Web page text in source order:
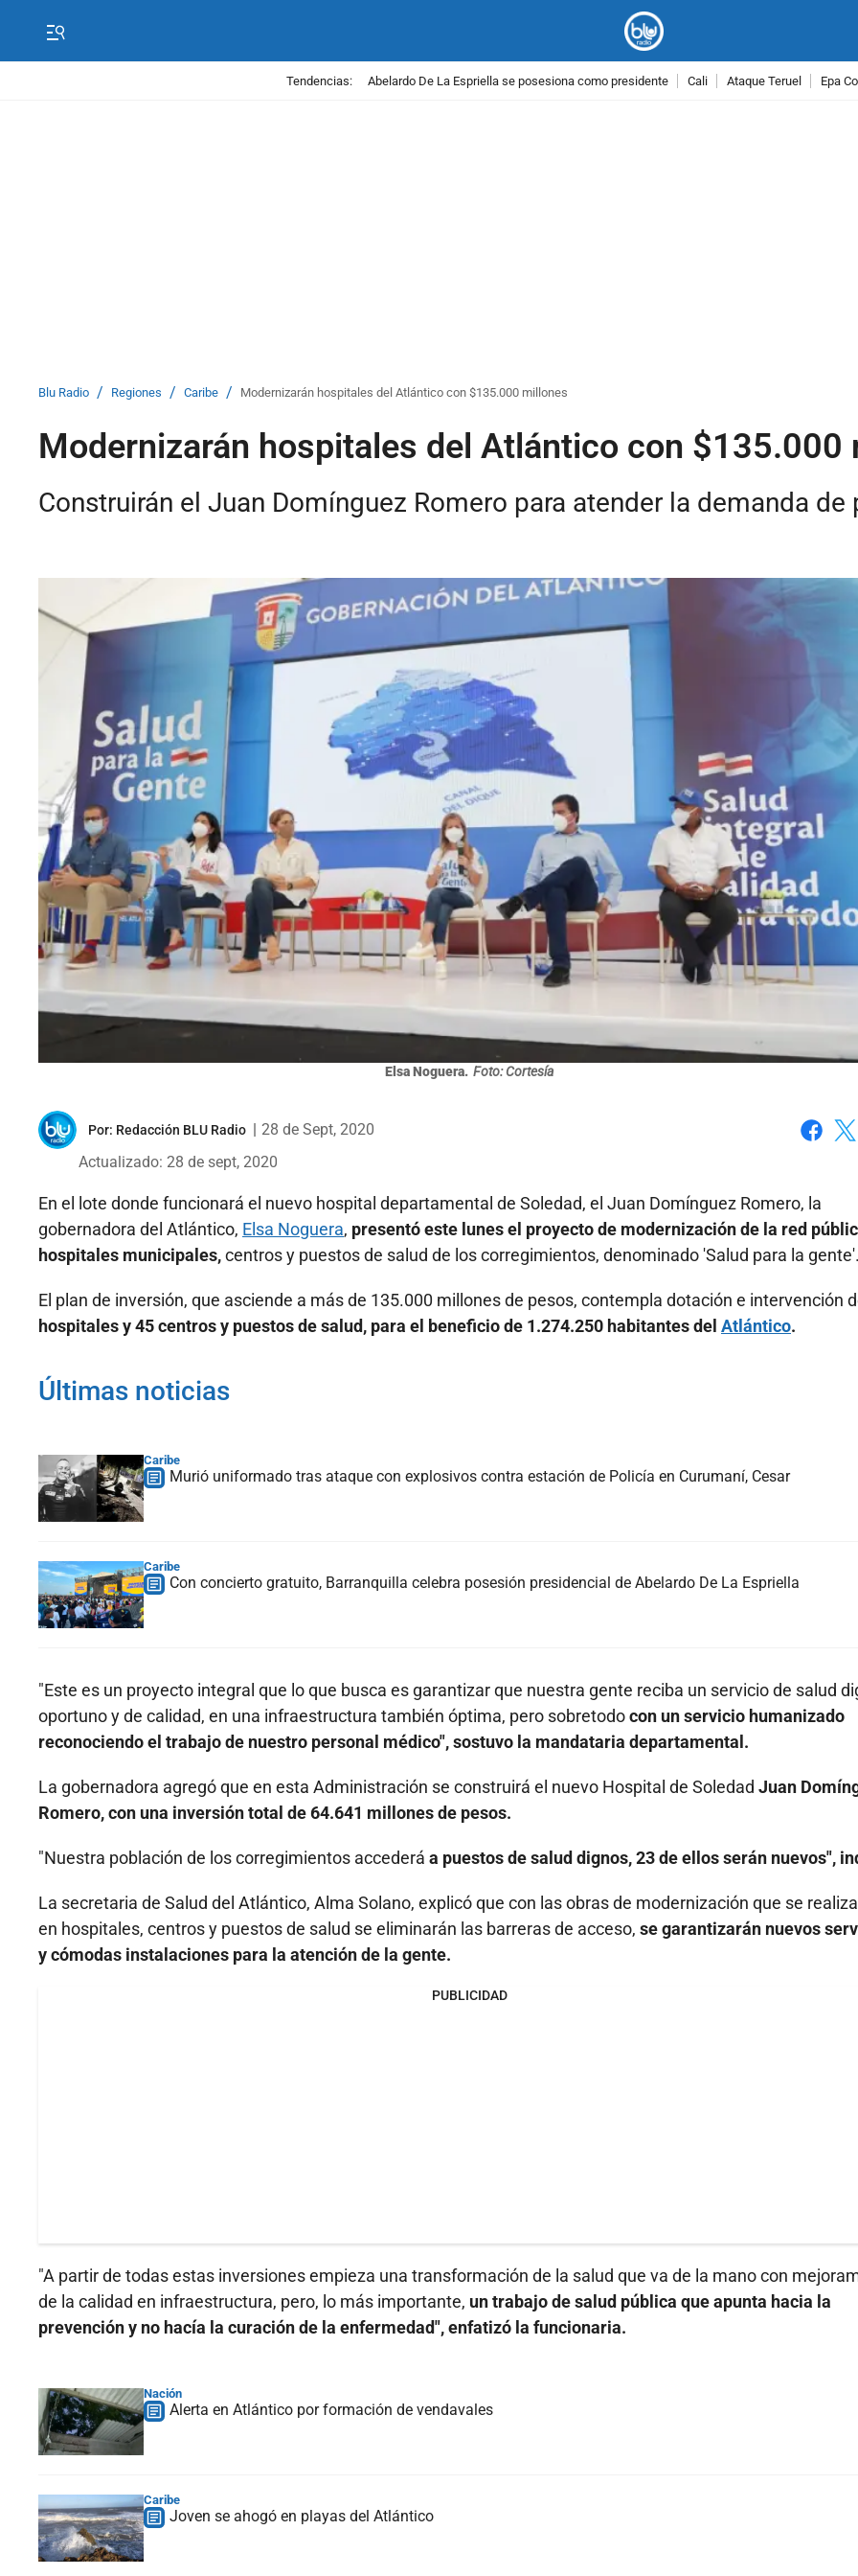
Tendencias: Abelardo De La Espriella se posesiona como presidente Cali Ataque Teruel Epa
Blu Radio / Regiones / Caribe / Modernizarán hospitales del Atlántico con $135.000 millones
Modernizarán hospitales del Atlántico con $135.000
Construirán el Juan Domínguez Romero para atender la demanda de
Elsa Noguera. Foto: Cortesía
Por: Redacción BLU Radio
28 de Sept, 2020
Actualizado: 28 de sept, 2020
En el lote donde funcionará el nuevo hospital departamental de Soledad, el Juan Domínguez Romero, la
gobernadora del Atlántico, Elsa Noguera, presentó este lunes el proyecto de modernización de la red
hospitales municipales,centros y puestos de salud de los corregimientos, denominado 'Salud para la gente'.
El plan de inversión, que asciende a más de 135.000 millones de pesos, contempla dotación e intervención
hospitales y 45 centros y puestos de salud, para el beneficio de 1.274.250 habitantes del Atlántico.
Últimas noticias
Caribe
Murió uniformado tras ataque con explosivos contra estación de Policía en Curumaní, Cesar
Caribe
Con concierto gratuito, Barranquilla celebra posesión presidencial de Abelardo De La Espriella
"Este es un proyecto integral que lo que busca es garantizar que nuestra gente reciba un servicio de salud
oportuno y de calidad, en una infraestructura también óptima, pero sobretodocon un servicio humanizado
reconociendo el trabajo de nuestro personal médico", sostuvo la mandataria departamental.
La gobernadora agregó que en esta Administración se construirá el nuevo Hospital de Soledad Juan
Romero, con una inversión total de 64.641 millones de pesos.
"Nuestra población de los corregimientos accederá a puestos de salud dignos, 23 de ellos serán nuevos",
La secretaria de Salud del Atlántico, Alma Solano, explicó que con las obras de modernización que se
en hospitales, centros y puestos de salud se eliminarán las barreras de acceso, se garantizarán nuevos
y cómodas instalaciones para la atención de la gente.
PUBLICIDAD
"A partir de todas estas inversiones empieza una transformación de la salud que va de la mano con
de la calidad en infraestructura, pero, lo más importante, un trabajo de salud pública que apunta hacia la
prevención y no hacía la curación de la enfermedad", enfatizó la funcionaria.
Nación
Alerta en Atlántico por formación de vendavales
Caribe
Joven se ahogó en playas del Atlántico